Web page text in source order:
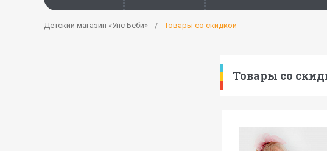
Детский магазин «Упс Беби» Товары со скидкой
Товары со